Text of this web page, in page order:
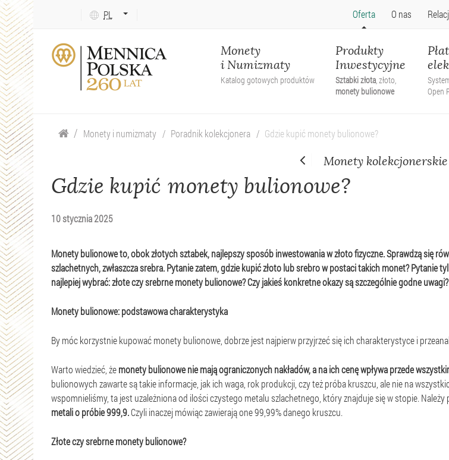
tekstu:PL Oferta
Monety
i Numizmaty
Katalog gotowych produktów
Produkty
Inwestycyjne
Sztabki złota, złoto,
monety bulionowe
Open
O nas
Monety i numizmaty Poradnik kolekcjonera Gdzie kupić monety bulionowe?
Gdzie kupić monety bulionowe?
10 stycznia 2025
Monety bulionowe to, obok złotych sztabek, najlepszy sposób inwestowania w złoto fizyczne. Sprawdzą się
szlachetnych, zwłaszcza srebra. Pytanie zatem, gdzie kupić złoto lub srebro w postaci takich monet?
najlepiej wybrać: złote czy srebrne monety bulionowe? Czy jakieś konkretne okazy są szczególnie godne
Monety bulionowe: podstawowa charakterystyka
By móc korzystnie kupować monety bulionowe, dobrze jest najpierw przyjrzeć się ich charakterystyce i
Warto wiedzieć, żemonety bulionowe nie mają ograniczonych nakładów, a na ich cenę wpływa przede
bulionowych zawarte są takie informacje, jak ich waga, rok produkcji, czy też próba kruszcu, ale nie na
wspomnieliśmy, ta jest uzależniona od ilości czystego metalu szlachetnego, który znajduje się w stopie. Należy
metali o próbie 999,9.Czyli inaczej mówiąc zawierają one 99,99% danego kruszcu.
Złote czy srebrne monety bulionowe?
Monety